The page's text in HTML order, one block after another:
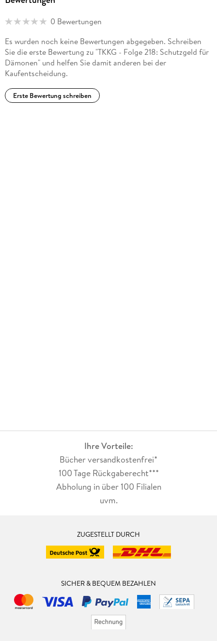
0 Bewertungen
Es wurden noch keine Bewertungen abgegeben. Schreiben
Sie die erste Bewertung zu "TKKG - Folge 218: Schutzgeld für
Dämonen" und helfen Sie damit anderen bei der
Kaufentscheidung.
Erste Bewertung schreiben
Ihre Vorteile:
Bücher versandkostenfrei*
100 Tage Rückgaberecht***
Abholung in über 100 Filialen
uvm.
ZUGESTELLT DURCH
SICHER & BEQUEM BEZAHLEN